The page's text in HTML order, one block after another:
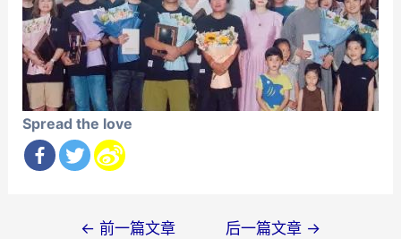
Spread the love
← 前一篇文章 后一篇文章 →